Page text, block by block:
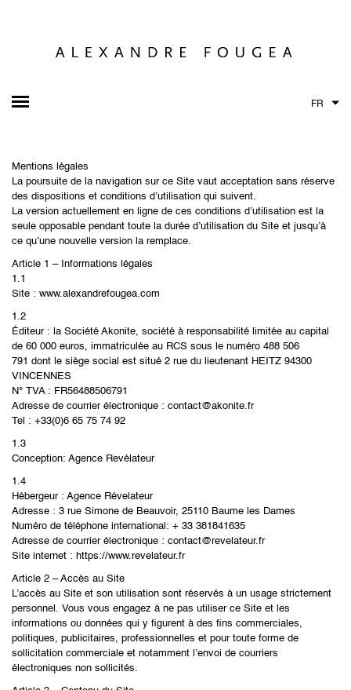
FR
Mentions légales
La poursuite de la navigation sur ce Site vaut acceptation sans réserve
des dispositions et conditions d’utilisation qui suivent.
La version actuellement en ligne de ces conditions d’utilisation est la
seule opposable pendant toute la durée d’utilisation du Site et jusqu’à
ce qu’une nouvelle version la remplace.
Article 1 – Informations légales
1.1
Site : www.alexandrefougea.com
1.2
Éditeur : la Société Akonite, société à responsabilité limitée au capital
de 60 000 euros, immatriculée au RCS sous le numéro 488 506
791 dont le siège social est situé 2 rue du lieutenant HEITZ 94300
VINCENNES
N° TVA : FR56488506791
Adresse de courrier électronique : contact@akonite.fr
Tel : +33(0)6 65 75 74 92
1.3
Conception: Agence Revélateur
1.4
Hébergeur : Agence Révelateur
Adresse : 3 rue Simone de Beauvoir, 25110 Baume les Dames
Numéro de téléphone international: + 33 381841635
Adresse de courrier électronique : contact@revelateur.fr
Site internet : https://www.revelateur.fr
Article 2 – Accès au Site
L’accès au Site et son utilisation sont réservés à un usage strictement
personnel. Vous vous engagez à ne pas utiliser ce Site et les
informations ou données qui y figurent à des fins commerciales,
politiques, publicitaires, professionnelles et pour toute forme de
sollicitation commerciale et notamment l’envoi de courriers
électroniques non sollicités.